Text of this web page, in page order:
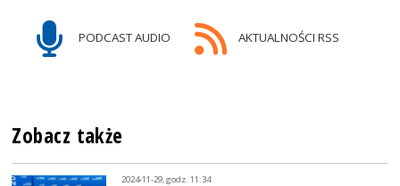
PODCAST AUDIO AKTUALNOŚCI RSS
Zobacz także
2024-11-29, godz. 11:34